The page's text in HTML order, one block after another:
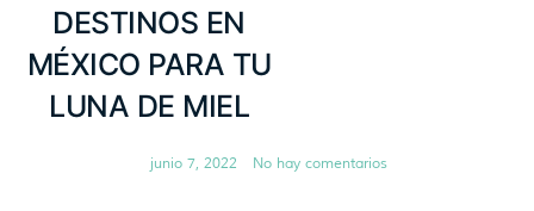
DESTINOS EN
MÉXICO PARA TU
LUNA DE MIEL
junio 7, 2022 No hay comentarios